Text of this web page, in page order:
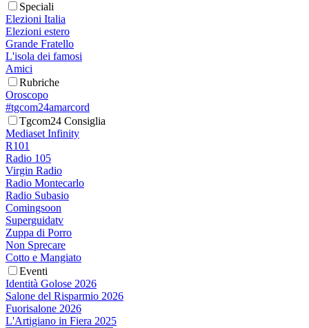
Speciali
Elezioni Italia
Elezioni estero
Grande Fratello
L'isola dei famosi
Amici
Rubriche
Oroscopo
#tgcom24amarcord
Tgcom24 Consiglia
Mediaset Infinity
R101
Radio 105
Virgin Radio
Radio Montecarlo
Radio Subasio
Comingsoon
Superguidatv
Zuppa di Porro
Non Sprecare
Cotto e Mangiato
Eventi
Identità Golose 2026
Salone del Risparmio 2026
Fuorisalone 2026
L'Artigiano in Fiera 2025